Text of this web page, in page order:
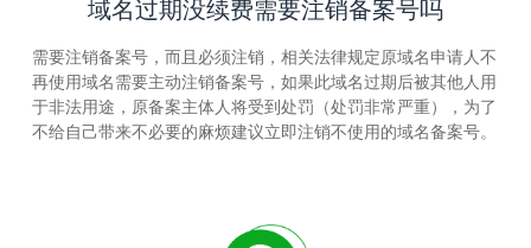
域名过期没续费需要注销备案号吗
需要注销备案号，而且必须注销，相关法律规定原域名申请人不
再使用域名需要主动注销备案号，如果此域名过期后被其他人用
于非法用途，原备案主体人将受到处罚（处罚非常严重），为了
不给自己带来不必要的麻烦建议立即注销不使用的域名备案号。